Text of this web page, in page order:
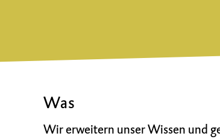
Was
Wir erweitern unser Wissen und